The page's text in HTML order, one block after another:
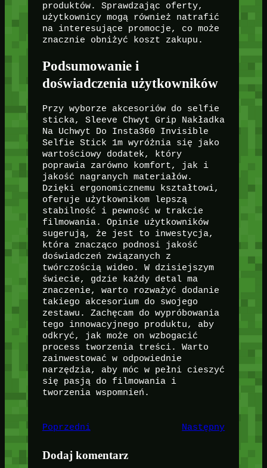
produktów. Sprawdzając oferty,
użytkownicy mogą również natrafić
na interesujące promocje, co może
znacznie obniżyć koszt zakupu.
Podsumowanie i
doświadczenia użytkowników
Przy wyborze akcesoriów do selfie
sticka, Sleeve Chwyt Grip Nakładka
Na Uchwyt Do Insta360 Invisible
Selfie Stick 1m wyróżnia się jako
wartościowy dodatek, który
poprawia zarówno komfort, jak i
jakość nagranych materiałów.
Dzięki ergonomicznemu kształtowi,
oferuje użytkownikom lepszą
stabilność i pewność w trakcie
filmowania. Opinie użytkowników
sugerują, że jest to inwestycja,
która znacząco podnosi jakość
doświadczeń związanych z
twórczością wideo. W dzisiejszym
świecie, gdzie każdy detal ma
znaczenie, warto rozważyć dodanie
takiego akcesorium do swojego
zestawu. Zachęcam do wypróbowania
tego innowacyjnego produktu, aby
odkryć, jak może on wzbogacić
process tworzenia treści. Warto
zainwestować w odpowiednie
narzędzia, aby móc w pełni cieszyć
się pasją do filmowania i
tworzenia wspomnień.
Poprzedni Następny
Dodaj komentarz